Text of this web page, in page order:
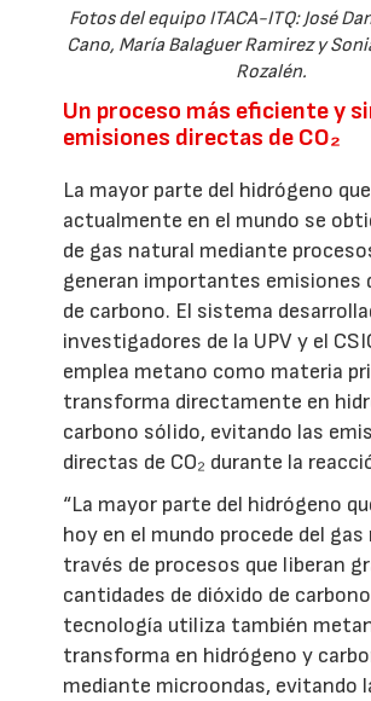
Fotos del equipo ITACA-ITQ: José
Cano, María Balaguer Ramirez y
Rozalén.
Un proceso más eficiente y
emisiones directas de CO₂
La mayor parte del hidrógeno
actualmente en el mundo se
de gas natural mediante
generan importantes emisiones
de carbono. El sistema
investigadores de la UPV y el
emplea metano como materia
transforma directamente en
carbono sólido, evitando las
directas de CO₂ durante la
“La mayor parte del hidrógeno
hoy en el mundo procede del gas
través de procesos que liberan
cantidades de dióxido de
tecnología utiliza también
transforma en hidrógeno y
mediante microondas, evitando